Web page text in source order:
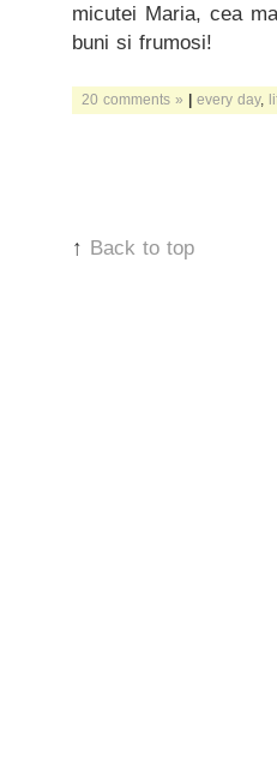
micutei Maria, cea
buni si frumosi!
20 comments » | every day,
↑ Back to top